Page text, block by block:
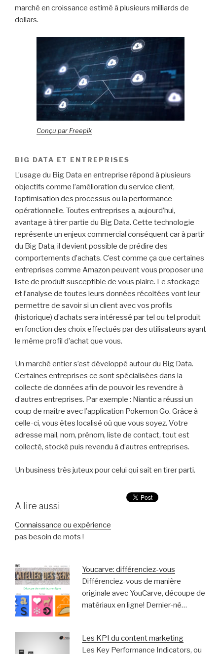
marché en croissance estimé à plusieurs milliards de
dollars.
Conçu par Freepik
BIG DATA ET ENTREPRISES
L’usage du Big Data en entreprise répond à plusieurs
objectifs comme l’amélioration du service client,
l’optimisation des processus ou la performance
opérationnelle. Toutes entreprises a, aujourd’hui,
avantage à tirer partie du Big Data. Cette technologie
représente un enjeux commercial conséquent car à partir
du Big Data, il devient possible de prédire des
comportements d’achats. C’est comme ça que certaines
entreprises comme Amazon peuvent vous proposer une
liste de produit susceptible de vous plaire. Le stockage
et l’analyse de toutes leurs données récoltées vont leur
permettre de savoir si un client avec vos profils
(historique) d’achats sera intéressé par tel ou tel produit
en fonction des choix effectués par des utilisateurs ayant
le même profil d’achat que vous.
Un marché entier s’est développé autour du Big Data.
Certaines entreprises ce sont spécialisées dans la
collecte de données afin de pouvoir les revendre à
d’autres entreprises. Par exemple : Niantic a réussi un
coup de maître avec l’application Pokemon Go. Grâce à
celle-ci, vous êtes localisé où que vous soyez. Votre
adresse mail, nom, prénom, liste de contact, tout est
collecté, stocké puis revendu à d’autres entreprises.
Un business très juteux pour celui qui sait en tirer parti.
A lire aussi
Connaissance ou expérience
pas besoin de mots !
Youcarve: différenciez-vous
Différenciez-vous de manière
originale avec YouCarve, découpe de
matériaux en ligne! Dernier-né…
Les KPI du content marketing
Les Key Performance Indicators, ou